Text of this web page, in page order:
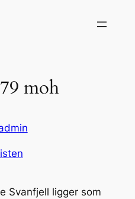
moh
Svanfjell ligger som